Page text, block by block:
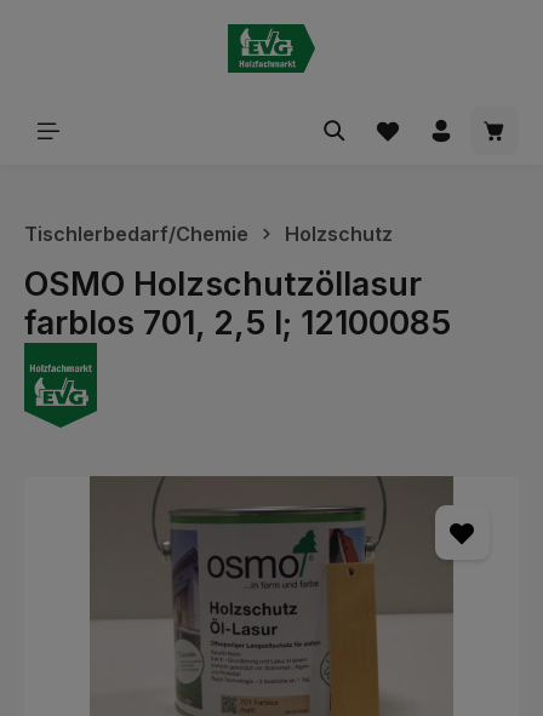
Tischlerbedarf/Chemie Holzschutz
OSMO Holzschutzöllasur
farblos 701, 2,5 l; 12100085
Bildergalerie überspringen